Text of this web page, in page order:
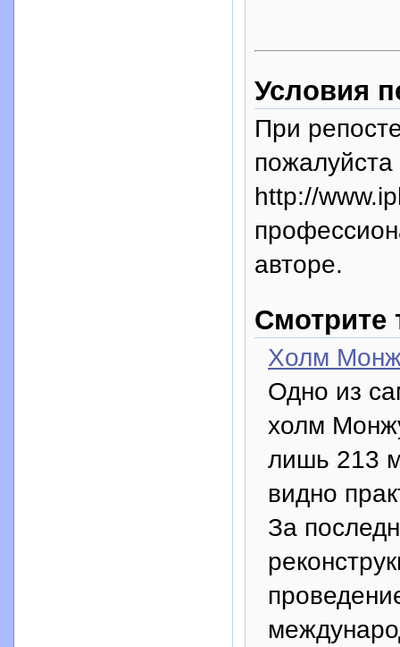
Условия
При
пожалуйста
http://
авторе.
Смотрите
Холм
Одно из
холм
лишь 213
видно
За